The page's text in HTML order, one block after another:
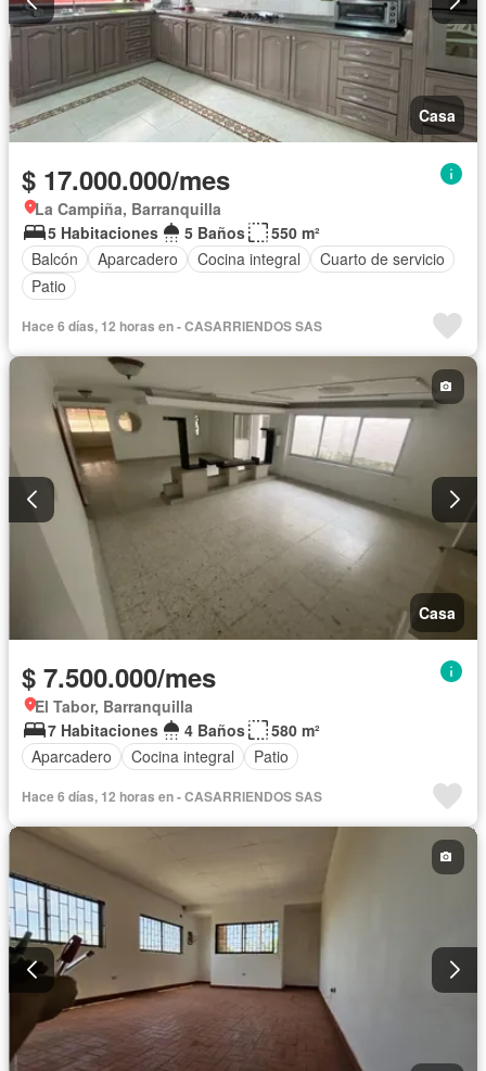
Casa
$ 17.000.000/mes
La Campiña, Barranquilla
5 Habitaciones
5 Baños
550 m²
Balcón
Aparcadero Cocina integral
Cuarto de servicio
Patio
Hace 6 días, 12 horas en - CASARRIENDOS SAS
Casa
$ 7.500.000/mes
El Tabor, Barranquilla
7 Habitaciones
4 Baños
580 m²
Aparcadero
Cocina integral Patio
Hace 6 días, 12 horas en - CASARRIENDOS SAS